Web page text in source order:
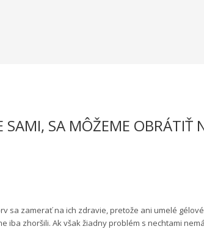
SAMI, SA MÔŽEME OBRÁTIŤ
sa zamerať na ich zdravie, pretože ani umelé gélové
iba zhoršili. Ak však žiadny problém s nechtami